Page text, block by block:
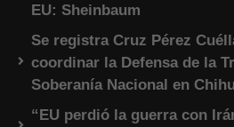
EU: Sheinbaum
Se registra Cruz Pérez
coordinar la Defensa de la
Soberanía Nacional en
“EU perdió la guerra con